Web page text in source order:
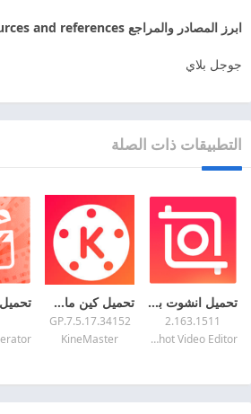
ابرز المصادر والمراجع Sources and references :
جوجل بلاي
التطبيقات ذات الصلة
تحميل انشوت برو مهكر 2026 InShot Pro MOD + APK اخر اصدار للاندرويد
2.163.1511
InShot Video Editor
تحميل كين ماستر مهكر 2026 KineMaster MOD + APK اخر اصدار للأندرويد
7.5.17.34152.GP
KineMaster